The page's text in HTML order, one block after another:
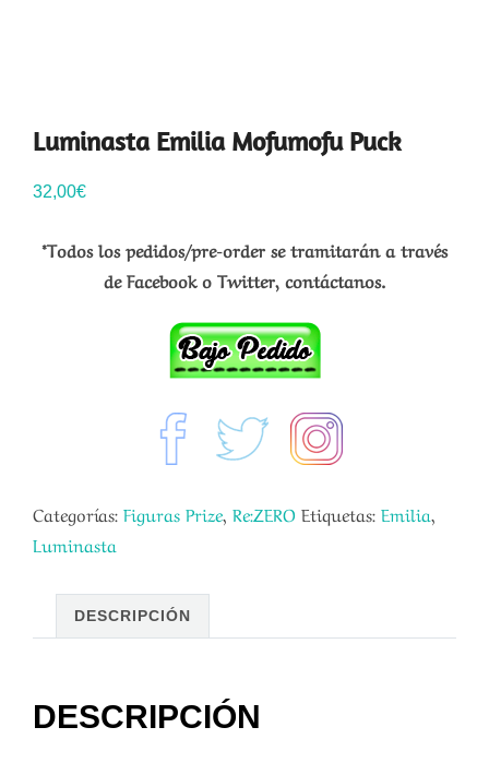
Luminasta Emilia Mofumofu Puck
32,00€
*Todos los pedidos/pre-order se tramitarán a través
de Facebook o Twitter, contáctanos.
Categorías: Figuras Prize, Re:ZERO Etiquetas: Emilia,
Luminasta
DESCRIPCIÓN
DESCRIPCIÓN